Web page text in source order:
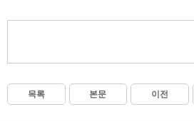
목록 본문 이전